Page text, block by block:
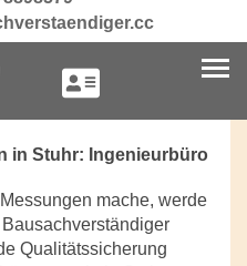
in Stuhr: Ingenieurbüro
mache, werde
Qualitätssicherung